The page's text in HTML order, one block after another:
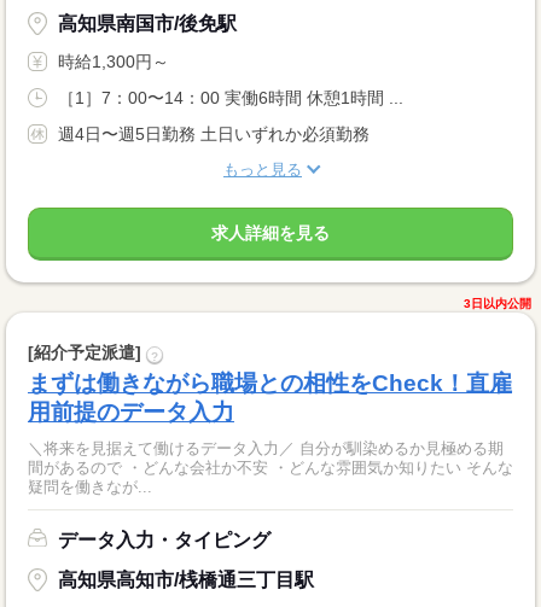
高知県南国市/後免駅
時給1,300円～
［1］7：00〜14：00 実働6時間 休憩1時間 ...
週4日〜週5日勤務 土日いずれか必須勤務
もっと見る
求人詳細を見る
3日以内公開
[紹介予定派遣] ?
まずは働きながら職場との相性をCheck！直雇
用前提のデータ入力
＼将来を見据えて働けるデータ入力／ 自分が馴染めるか見極める期
間があるので ・どんな会社か不安 ・どんな雰囲気か知りたい そんな
疑問を働きなが...
データ入力・タイピング
高知県高知市/桟橋通三丁目駅